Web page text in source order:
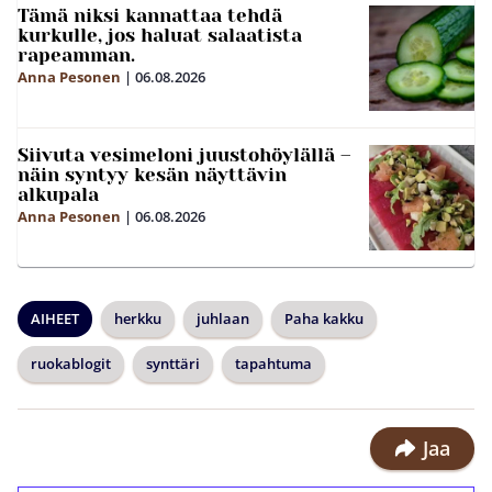
Tämä niksi kannattaa tehdä
kurkulle, jos haluat salaatista
rapeamman.
Anna Pesonen | 06.08.2026
Siivuta vesimeloni juustohöylällä –
näin syntyy kesän näyttävin
alkupala
Anna Pesonen | 06.08.2026
AIHEET herkku juhlaan Paha kakku
ruokablogit synttäri tapahtuma
Jaa